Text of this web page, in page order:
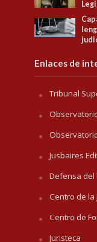
Enlaces de
Tribunal
Jusbaires
Defensa del
Centro de la
Centro de
Juristeca